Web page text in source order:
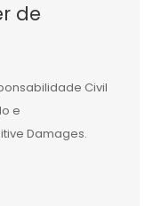
de
Civil
e
Damages.